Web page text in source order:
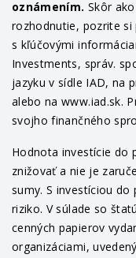
oznámením. Skôr
rozhodnutie, pozrite
s kľúčovými
Investments, správ.
jazyku v sídle IAD, na
alebo na www.iad.sk.
svojho finančného
Hodnota investície do
znižovať a nie je
sumy. S investíciou
riziko. V súlade so
cenných papierov
organizáciami,